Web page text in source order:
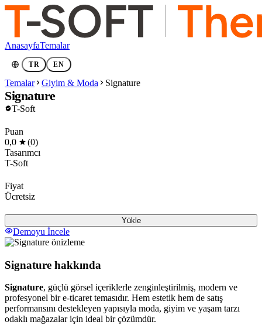
AnasayfaTemalar
TR EN
Temalar Giyim & Moda Signature
Signature
T-Soft
Puan
0,0
(0)
Tasarımcı
T-Soft
Fiyat
Ücretsiz
Yükle
Demoyu İncele
Signature hakkında
Signature, güçlü görsel içeriklerle zenginleştirilmiş, modern ve
profesyonel bir e-ticaret temasıdır. Hem estetik hem de satış
performansını destekleyen yapısıyla moda, giyim ve yaşam tarzı
odaklı mağazalar için ideal bir çözümdür.